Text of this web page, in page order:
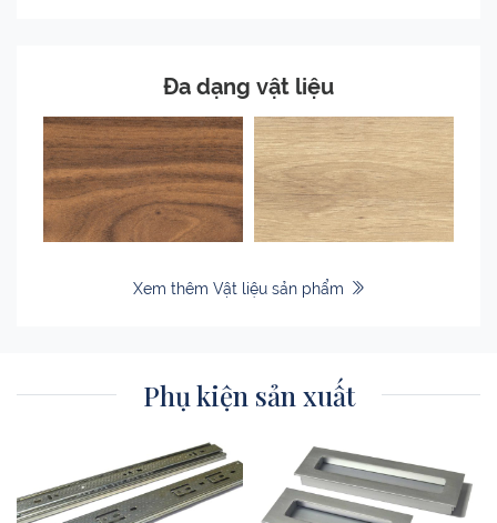
Đa dạng vật liệu
Xem thêm Vật liệu sản phẩm
Phụ kiện sản xuất